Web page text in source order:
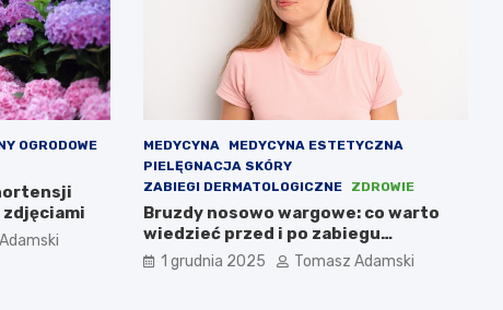
OGRODOWE
MEDYCYNA
MEDYCYNA ESTETYCZNA
PIELĘGNACJA SKÓRY
ZABIEGI DERMATOLOGICZNE
ZDROWIE
Bruzdy nosowo wargowe: co warto
wiedzieć przed i po zabiegu
medycyny estetycznej
1 grudnia 2025 Tomasz Adamski